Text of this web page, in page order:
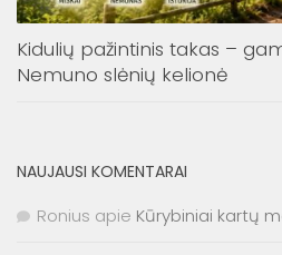
Kidulių pažintinis takas –
Nemuno slėnių kelionė
NAUJAUSI KOMENTARAI
Ronius apie Kūrybiniai kartų